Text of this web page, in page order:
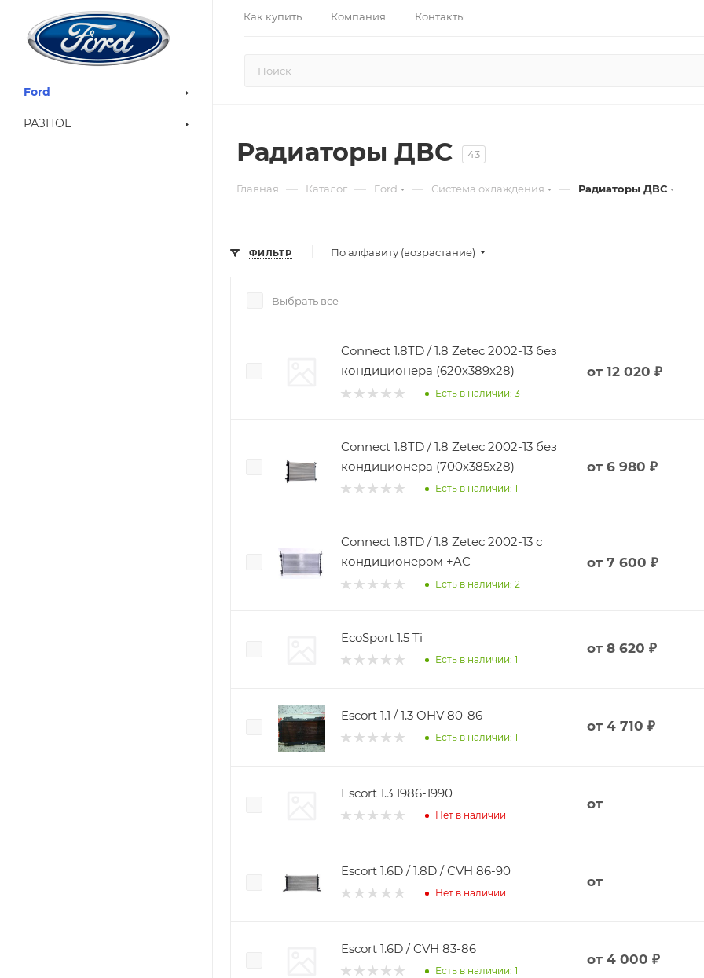
Как купить Компания Контакты
Ford
РАЗНОЕ
Радиаторы ДВС 43
Главная — Каталог — Ford — Система охлаждения — Радиаторы ДВС
ФИЛЬТР По алфавиту (возрастание)
Выбрать все
Connect 1.8TD / 1.8 Zetec 2002-13 без
кондиционера (620х389х28)
Есть в наличии: 3
от 12 020 ₽
Connect 1.8TD / 1.8 Zetec 2002-13 без
кондиционера (700х385х28)
Есть в наличии: 1
от 6 980 ₽
Connect 1.8TD / 1.8 Zetec 2002-13 с
кондиционером +AC
Есть в наличии: 2
от 7 600 ₽
EcoSport 1.5 Ti
Есть в наличии: 1
от 8 620 ₽
Escort 1.1 / 1.3 OHV 80-86
Есть в наличии: 1
от 4 710 ₽
Escort 1.3 1986-1990
Нет в наличии
от
Escort 1.6D / 1.8D / CVH 86-90
Нет в наличии
от
Escort 1.6D / CVH 83-86
Есть в наличии: 1
от 4 000 ₽